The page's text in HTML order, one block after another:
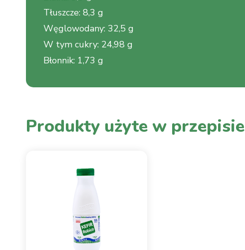
Tłuszcze: 8,3 g
Węglowodany: 32,5 g
W tym cukry: 24,98 g
Błonnik: 1,73 g
Produkty użyte w przepisie